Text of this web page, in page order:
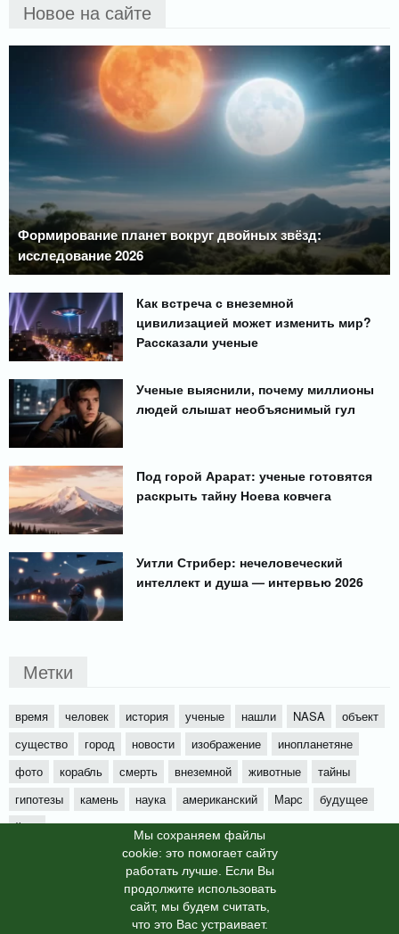
Мы cохраняем файлы
cookie: это помогает сайту
работать лучше. Если Вы
продолжите использовать
сайт, мы будем считать,
что это Вас устраивает.
Новое на сайте
Формирование планет вокруг двойных звёзд:
исследование 2026
Как встреча с внеземной
цивилизацией может изменить мир?
Рассказали ученые
Ученые выяснили, почему миллионы
людей слышат необъяснимый гул
Под горой Арарат: ученые готовятся
раскрыть тайну Ноева ковчега
Уитли Стрибер: нечеловеческий
интеллект и душа — интервью 2026
Метки
время человек история ученые нашли NASA
объект
существо
город новости изображение
инопланетяне
фото
корабль смерть внеземной животные
тайны
гипотезы
камень наука американский Марс
будущее
йети
© info-dimurra.ru 2025г. This site is protected by